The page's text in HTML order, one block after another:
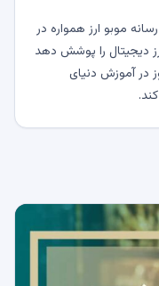
موبو ارز همواره در
دیجیتال را پوشش دهد
در آموزش دنیای